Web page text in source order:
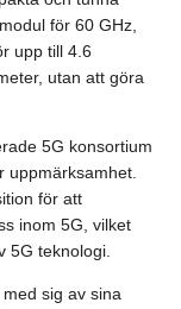
för 60 GHz,
upp till 4.6
utan att göra
5G konsortium
uppmärksamhet.
för att
inom 5G, vilket
5G teknologi.
sig av sina